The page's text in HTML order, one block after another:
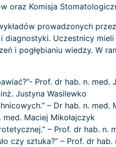
oraz Komisja
prowadzonych
diagnostyki. Uczestnicy
i pogłębianiu wiedzy. W
Prof. dr hab. n. med.
Justyna Wasilewko
– Dr hab. n. med.
Maciej Mikołajczyk
– Prof. dr hab. n.
czy sztuka?” – Prof. dr